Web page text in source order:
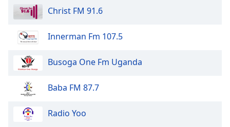
Christ FM 91.6
Innerman Fm 107.5
Busoga One Fm Uganda
Baba FM 87.7
Radio Yoo